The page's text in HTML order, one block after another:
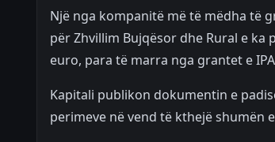
Një nga kompanitë më të mëdha të
për Zhvillim Bujqësor dhe Rural e
euro, para të marra nga grantet e
Kapitali publikon dokumentin e
perimeve në vend të kthejë shumën